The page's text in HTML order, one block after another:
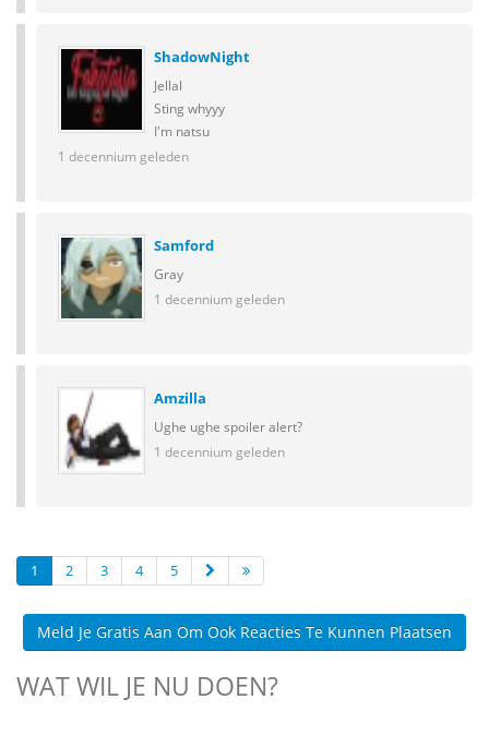
ShadowNight
Jellal
Sting whyyy
I'm natsu
1 decennium geleden
Samford
Gray
1 decennium geleden
Amzilla
Ughe ughe spoiler alert?
1 decennium geleden
1 2 3 4 5
Meld Je Gratis Aan Om Ook Reacties Te Kunnen Plaatsen
WAT WIL JE NU DOEN?